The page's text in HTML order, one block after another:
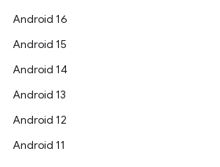
Android 16
Android 15
Android 14
Android 13
Android 12
Android 11